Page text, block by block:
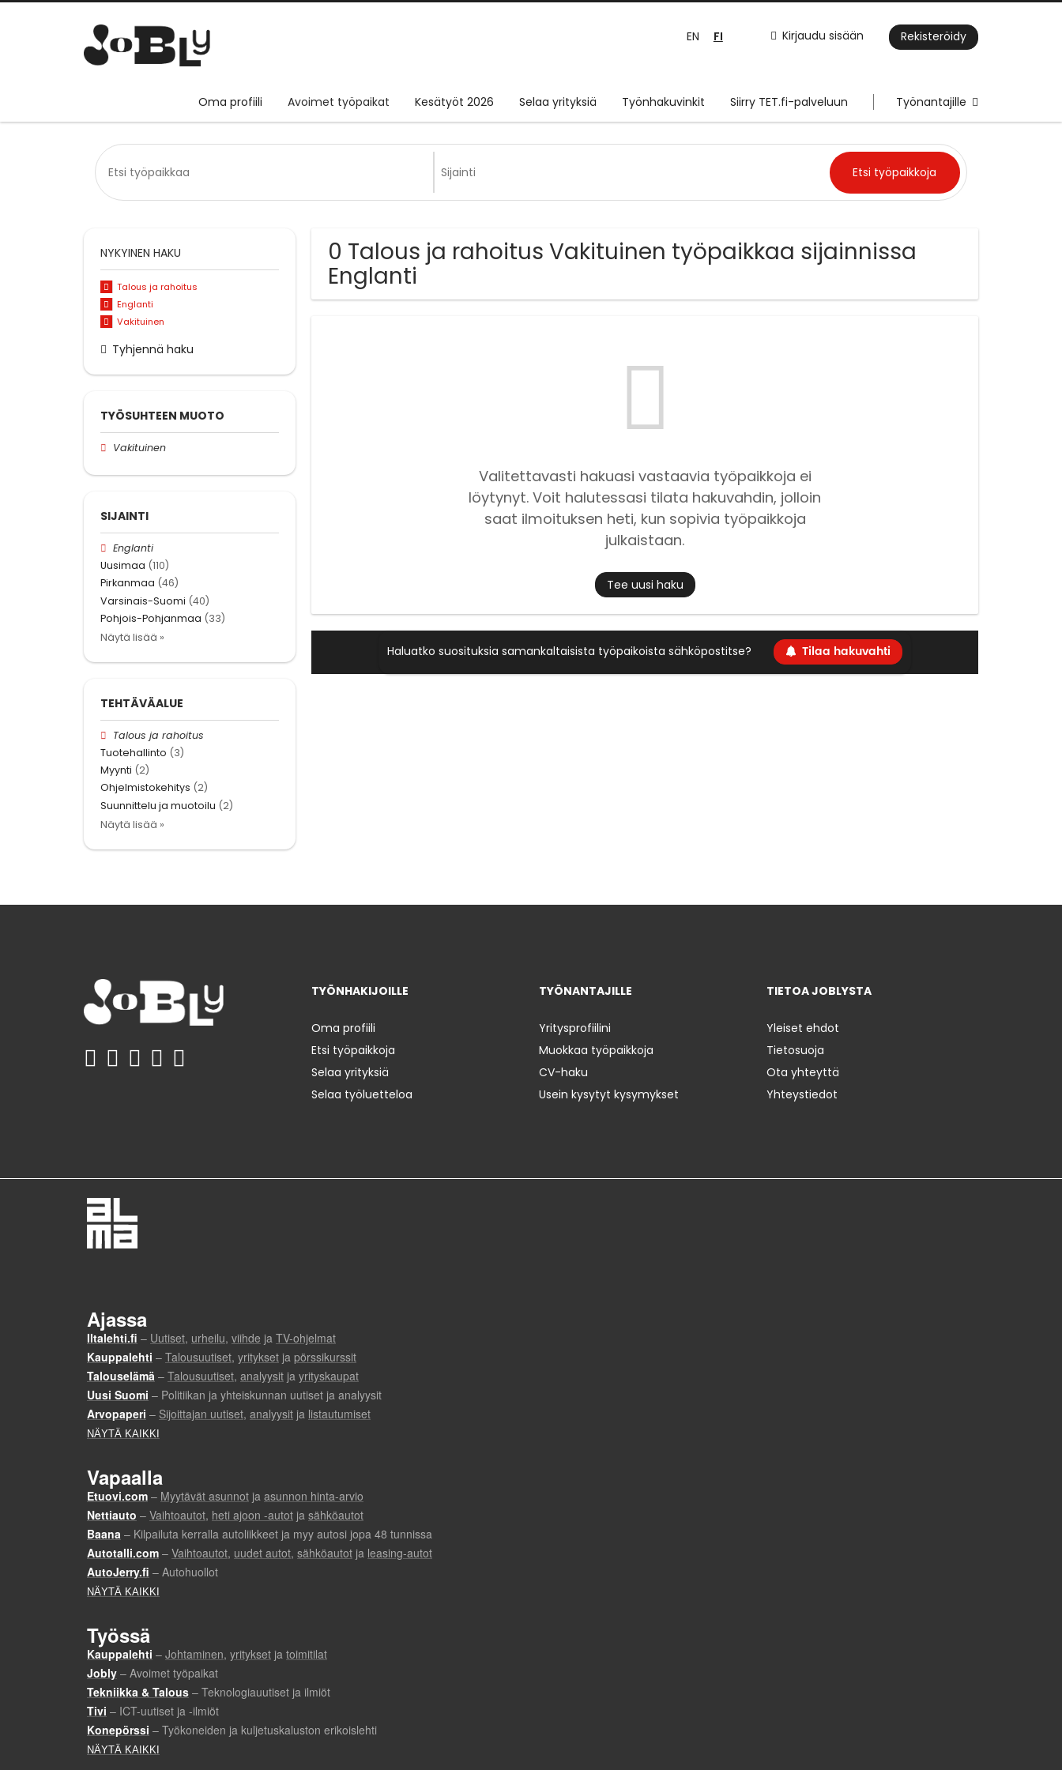
Kirjaudu sisään Rekisteröidy
EN FI
Oma profiili Avoimet työpaikat Kesätyöt 2026 Selaa yrityksiä Työnhakuvinkit Siirry TET.fi-palveluun Työnantajille
0 Talous ja rahoitus Vakituinen työpaikkaa sijainnissa
Englanti
Valitettavasti hakuasi vastaavia työpaikkoja ei
löytynyt. Voit halutessasi tilata hakuvahdin, jolloin
saat ilmoituksen heti, kun sopivia työpaikkoja
julkaistaan.
Tee uusi haku
Haluatko suosituksia samankaltaisista työpaikoista sähköpostitse? Tilaa hakuvahti
NYKYINEN HAKU
Talous ja rahoitus
Englanti
Vakituinen
Tyhjennä haku
TYÖSUHTEEN MUOTO
Vakituinen
SIJAINTI
Englanti
Uusimaa (110)
Pirkanmaa (46)
Varsinais-Suomi (40)
Pohjois-Pohjanmaa (33)
Näytä lisää »
TEHTÄVÄALUE
Talous ja rahoitus
Tuotehallinto (3)
Myynti (2)
Ohjelmistokehitys (2)
Suunnittelu ja muotoilu (2)
Näytä lisää »
TYÖNHAKIJOILLE
Oma profiili
Etsi työpaikkoja
Selaa yrityksiä
Selaa työluetteloa
TYÖNANTAJILLE
Yritysprofiilini
Muokkaa työpaikkoja
CV-haku
Usein kysytyt kysymykset
TIETOA JOBLYSTA
Yleiset ehdot
Tietosuoja
Ota yhteyttä
Yhteystiedot